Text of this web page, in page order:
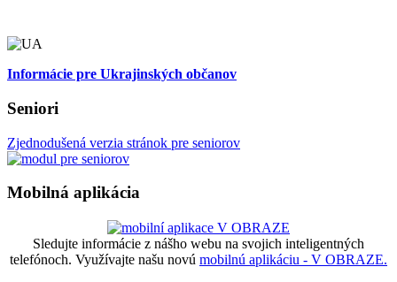
Informácie pre Ukrajinských občanov
Seniori
Zjednodušená verzia stránok pre seniorov
Mobilná aplikácia
Sledujte informácie z nášho webu na svojich inteligentných
telefónoch. Využívajte našu novú mobilnú aplikáciu - V OBRAZE.